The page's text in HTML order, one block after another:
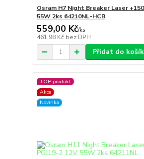
Osram H7 Night Breaker Laser
55W 2ks 64210NL-HCB
559,00 Kč/ks
461,98 Kč bez DPH
Přidat do
TOP produkt
Akce
Novinka